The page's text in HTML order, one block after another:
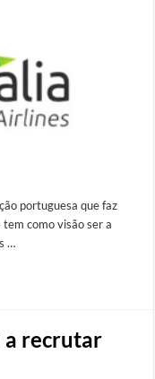
portuguesa que faz
como visão ser a
…
a recrutar